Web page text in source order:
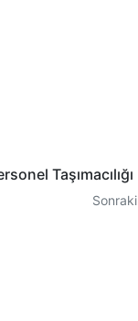
Taşımacılığı
Sonraki